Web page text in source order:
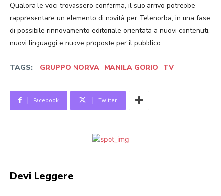
Qualora le voci trovassero conferma, il suo arrivo potrebbe
rappresentare un elemento di novità per Telenorba, in una fase
di possibile rinnovamento editoriale orientata a nuovi contenuti,
nuovi linguaggi e nuove proposte per il pubblico.
TAGS: GRUPPO NORVA MANILA GORIO TV
Facebook Twitter
Devi Leggere